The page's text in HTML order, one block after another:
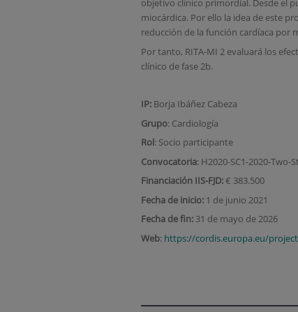
objetivo clínico primordial. Desde el
miocárdica. Por ello la idea de este
reducción de la función cardíaca por
Por tanto, RITA-MI 2 evaluará los
clínico de fase 2b.
IP: Borja Ibáñez Cabeza
Grupo: Cardiología
Rol: Socio participante
Convocatoria: H2020-SC1-2020-Two-
Financiación IIS-FJD:€ 383.500
Fecha de inicio: 1 de junio 2021
Fecha de fin: 31 de mayo de 2026
Web: https://cordis.europa.eu/